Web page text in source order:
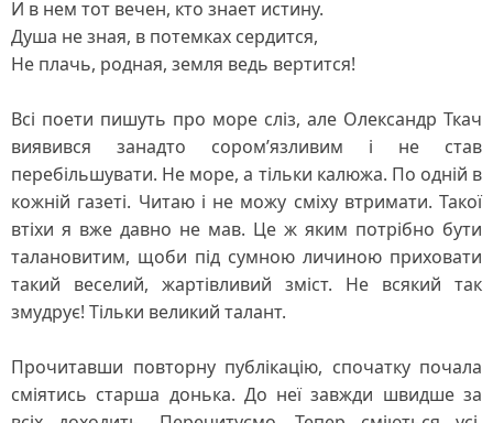
И в нем тот вечен, кто знает истину.
Душа не зная, в потемках сердится,
Не плачь, родная, земля ведь вертится!
Всі поети пишуть про море сліз, але Олександр Ткач
виявився занадто сором’язливим і не став
перебільшувати. Не море, а тільки калюжа. По одній в
кожній газеті. Читаю і не можу сміху втримати. Такої
втіхи я вже давно не мав. Це ж яким потрібно бути
талановитим, щоби під сумною личиною приховати
такий веселий, жартівливий зміст. Не всякий так
змудрує! Тільки великий талант.
Прочитавши повторну публікацію, спочатку почала
сміятись старша донька. До неї завжди швидше за